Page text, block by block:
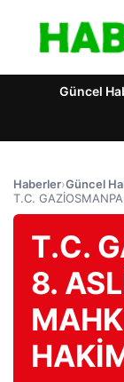
Güncel
Haberler›Güncel
T.C.
T.C.
8.